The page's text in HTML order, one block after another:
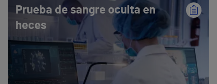
Prueba de sangre oculta en
heces